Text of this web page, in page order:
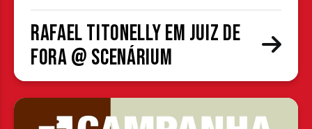
Rafael Titonelly em Juiz de
Fora @ Scenárium